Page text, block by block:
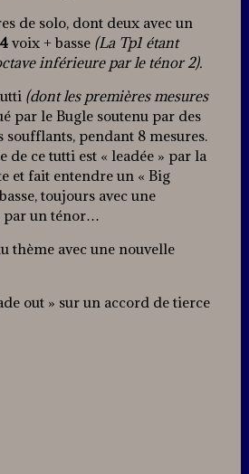
de solo, dont deux avec un
4voix + basse (La Tp1 étant
inférieure par le ténor 2).
(dont les premières mesures
par le Bugle soutenu par des
soufflants, pendant 8 mesures.
de ce tutti est « leadée » par la
et fait entendre un « Big
toujours avec une
par un ténor…
thème avec une nouvelle
out » sur un accord de tierce